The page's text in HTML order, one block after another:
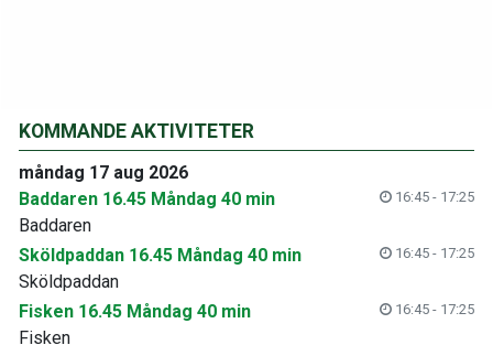
KOMMANDE AKTIVITETER
måndag 17 aug 2026
Baddaren 16.45 Måndag 40 min
16:45 - 17:25
Baddaren
Sköldpaddan 16.45 Måndag 40 min
16:45 - 17:25
Sköldpaddan
Fisken 16.45 Måndag 40 min
16:45 - 17:25
Fisken